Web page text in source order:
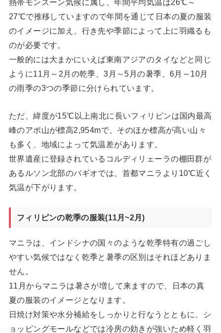
熱帯モンスーン気候に属し、年間平均気温は26℃～
27℃で推移していますので年間を通じて日本の夏の服装
のイメージに加え、行き先や季節によって上に羽織るも
のが必要です。
一般的には大まかにいえば東南アジアのタイなどと同じ
ように11月～2月の乾季、3月～5月の暑季、6月～10月
の雨季の3つの季節に分けられています。
ただ、緯度が15℃以上南北に長いフィリピンは国内最高
峰のアポ山が標高2,954mで、そのほか標高が高い山々
も多く、地域によって気温差があります。
世界遺産に登録されているコルディリェーラの棚田群が
あるルソン北部のバギオでは、首都マニラより10℃近く
気温が下がります。
フィリピンの乾季の服装(11月~2月)
マニラは、インドシナの国々のような乾季特有の過ごし
やすい気候ではなく乾季と暑季の区別はそれほどありま
せん。
11月からマニラは暑さが増して来ますので、日本の真
夏の服装のイメージとなります。
日焼け対策や水分補給をしっかりと行なうとともに、シ
ョッピングモールなどでは冷房の効きが強いため軽く羽